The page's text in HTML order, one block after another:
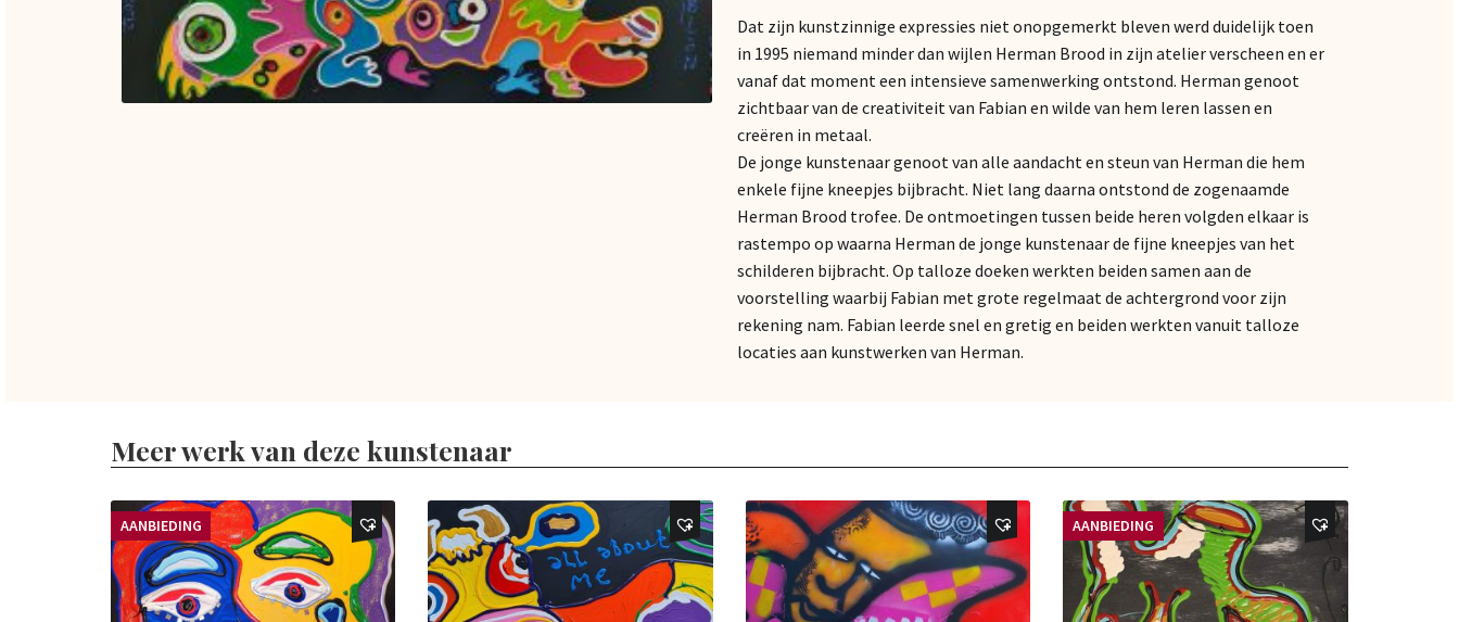
Dat zijn kunstzinnige expressies niet onopgemerkt bleven werd duidelijk toen
in 1995 niemand minder dan wijlen Herman Brood in zijn atelier verscheen en er
vanaf dat moment een intensieve samenwerking ontstond. Herman genoot
zichtbaar van de creativiteit van Fabian en wilde van hem leren lassen en
creëren in metaal.
De jonge kunstenaar genoot van alle aandacht en steun van Herman die hem
enkele fijne kneepjes bijbracht. Niet lang daarna ontstond de zogenaamde
Herman Brood trofee. De ontmoetingen tussen beide heren volgden elkaar is
rastempo op waarna Herman de jonge kunstenaar de fijne kneepjes van het
schilderen bijbracht. Op talloze doeken werkten beiden samen aan de
voorstelling waarbij Fabian met grote regelmaat de achtergrond voor zijn
rekening nam. Fabian leerde snel en gretig en beiden werkten vanuit talloze
locaties aan kunstwerken van Herman.
Meer werk van deze kunstenaar
AANBIEDING AANBIEDING